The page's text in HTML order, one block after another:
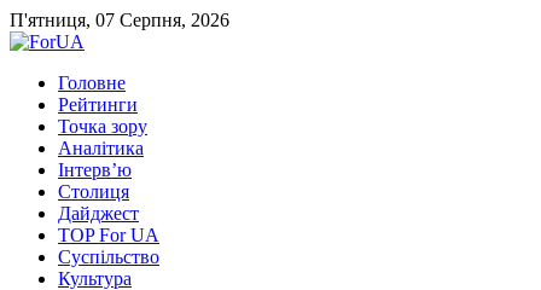
П'ятниця, 07 Серпня, 2026
Головне
Рейтинги
Точка зору
Аналітика
Інтерв’ю
Столиця
Дайджест
TOP For UA
Суспiльство
Культура